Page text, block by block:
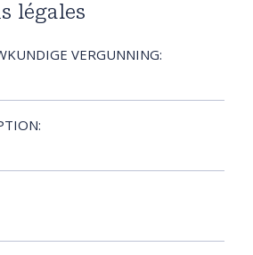
légales
VERGUNNING: